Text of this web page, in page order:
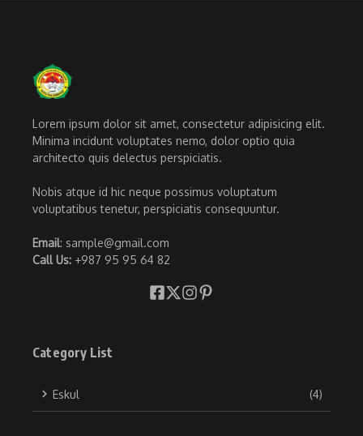
Lorem ipsum dolor sit amet, consectetur adipisicing elit.
Minima incidunt voluptates nemo, dolor optio quia
architecto quis delectus perspiciatis.
Nobis atque id hic neque possimus voluptatum
voluptatibus tenetur, perspiciatis consequuntur.
Email: sample@gmail.com
Call Us: +987 95 95 64 82
Category List
Eskul (4)